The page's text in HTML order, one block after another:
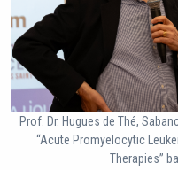
Prof. Dr. Hugues de Thé,
“Acute Promyelocytic
Therapies”